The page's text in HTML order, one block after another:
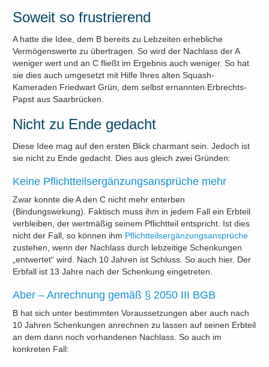
Soweit so frustrierend
A hatte die Idee, dem B bereits zu Lebzeiten erhebliche
Vermögenswerte zu übertragen. So wird der Nachlass der A
weniger wert und an C fließt im Ergebnis auch weniger. So hat
sie dies auch umgesetzt mit Hilfe Ihres alten Squash-
Kameraden Friedwart Grün, dem selbst ernannten Erbrechts-
Papst aus Saarbrücken.
Nicht zu Ende gedacht
Diese Idee mag auf den ersten Blick charmant sein. Jedoch ist
sie nicht zu Ende gedacht. Dies aus gleich zwei Gründen:
Keine Pflichtteilsergänzungsansprüche mehr
Zwar konnte die A den C nicht mehr enterben
(Bindungswirkung). Faktisch muss ihm in jedem Fall ein Erbteil
verbleiben, der wertmäßig seinem Pflichtteil entspricht. Ist dies
nicht der Fall, so können ihm Pflichtteilsergänzungsansprüche
zustehen, wenn der Nachlass durch lebzeitige Schenkungen
„entwertet“ wird. Nach 10 Jahren ist Schluss. So auch hier. Der
Erbfall ist 13 Jahre nach der Schenkung eingetreten.
Aber – Anrechnung gemäß § 2050 III BGB
B hat sich unter bestimmten Voraussetzungen aber auch nach
10 Jahren Schenkungen anrechnen zu lassen auf seinen Erbteil
an dem dann noch vorhandenen Nachlass. So auch im
konkreten Fall: